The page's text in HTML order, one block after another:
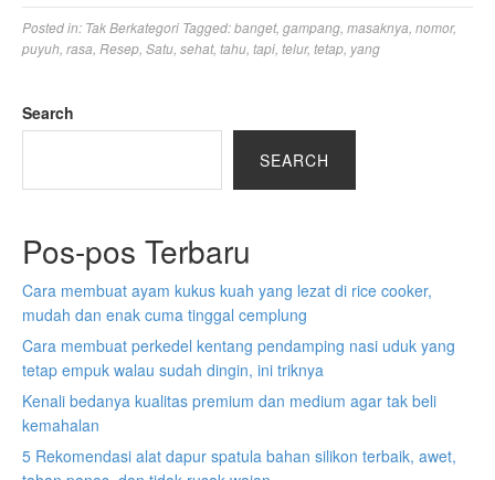
Posted in: Tak Berkategori Tagged:banget, gampang masaknya nomor,
puyuh rasa Resep Satu sehat, tahu tapi telur, tetap yang
Search
SEARCH
Pos-pos Terbaru
Cara membuat ayam kukus kuah yang lezat di rice cooker,
mudah dan enak cuma tinggal cemplung
Cara membuat perkedel kentang pendamping nasi uduk yang
tetap empuk walau sudah dingin, ini triknya
Kenali bedanya kualitas premium dan medium agar tak beli
kemahalan
5 Rekomendasi alat dapur spatula bahan silikon terbaik, awet,